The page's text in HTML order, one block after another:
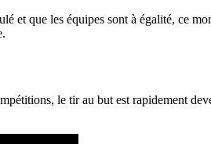
et que les équipes sont à égalité, ce
le tir au but est rapidement